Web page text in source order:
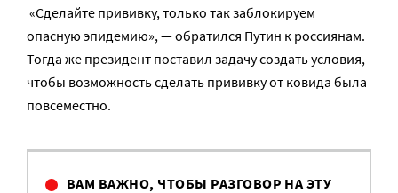
«Сделайте прививку, только так заблокируем
опасную эпидемию», — обратился Путин к россиянам.
Тогда же президент поставил задачу создать условия,
чтобы возможность сделать прививку от ковида была
повсеместно.
ВАМ ВАЖНО, ЧТОБЫ РАЗГОВОР НА ЭТУ